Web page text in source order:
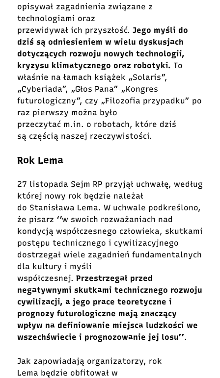
opisywał zagadnienia związane z
technologiami oraz
przewidywał ich przyszłość. Jego myśli do
dziś są odniesieniem w wielu dyskusjach
dotyczących rozwoju nowych technologii,
kryzysu klimatycznego oraz robotyki. To
właśnie na łamach książek „Solaris”,
„Cyberiada”, „Głos Pana” „Kongres
futurologiczny”, czy „Filozofia przypadku” po
raz pierwszy można było
przeczytać m.in. o robotach, które dziś
są częścią naszej rzeczywistości.
Rok Lema
27 listopada Sejm RP przyjął uchwałę, według
której nowy rok będzie należał
do Stanisława Lema. W uchwale podkreślono,
że pisarz ‘’w swoich rozważaniach nad
kondycją współczesnego człowieka, skutkami
postępu technicznego i cywilizacyjnego
dostrzegał wiele zagadnień fundamentalnych
dla kultury i myśli
współczesnej. Przestrzegał przed
negatywnymi skutkami technicznego rozwoju
cywilizacji, a jego prace teoretyczne i
prognozy futurologiczne mają znaczący
wpływ na definiowanie miejsca ludzkości we
wszechświecie i prognozowanie jej losu’’.
Jak zapowiadają organizatorzy, rok
Lema będzie obfitował w